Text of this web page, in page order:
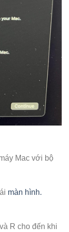
Mac với bộ
màn hình.
R cho đến khi